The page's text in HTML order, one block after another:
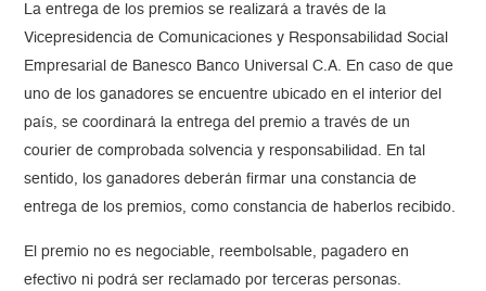
La entrega de los premios se realizará a través de la
Vicepresidencia de Comunicaciones y Responsabilidad Social
Empresarial de Banesco Banco Universal C.A. En caso de que
uno de los ganadores se encuentre ubicado en el interior del
país, se coordinará la entrega del premio a través de un
courier de comprobada solvencia y responsabilidad. En tal
sentido, los ganadores deberán firmar una constancia de
entrega de los premios, como constancia de haberlos recibido.
El premio no es negociable, reembolsable, pagadero en
efectivo ni podrá ser reclamado por terceras personas.